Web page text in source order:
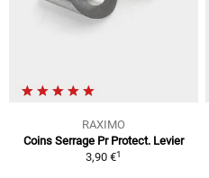
RAXIMO
Coins Serrage Pr Protect. Levier
3,90 €1